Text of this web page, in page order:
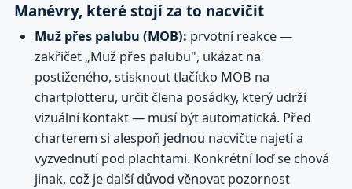
Manévry, které stojí za to nacvičit
Muž přes palubu (MOB): prvotní reakce —
zakřičet „Muž přes palubu", ukázat na
postiženého, stisknout tlačítko MOB na
chartplotteru, určit člena posádky, který udrží
vizuální kontakt — musí být automatická. Před
charterem si alespoň jednou nacvičte najetí a
vyzvednutí pod plachtami. Konkrétní loď se chová
jinak, což je další důvod věnovat pozornost